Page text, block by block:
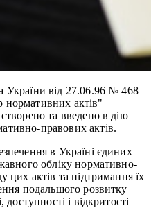
України від 27.06.96 № 468
актів"
створено та введено в дію
правових актів.
в Україні єдиних
обліку нормативно-
цих актів та підтримання їх
подальшого розвитку
і відкритості